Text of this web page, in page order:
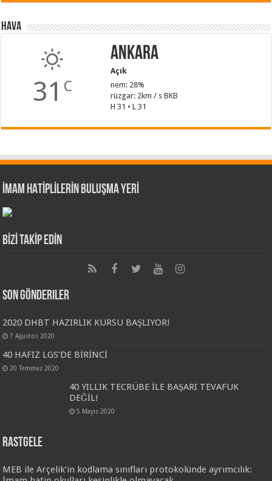
Hava
31 C
Ankara
Açık
nem: 28%
rüzgar: 2km / s BKB
H 31 • L 31
İMAM HATİPLİLERİN BULUŞMA YERİ
BİZİ TAKİP EDİN
Son Gönderiler
2020 DHBT HAZIRLIK KURSU BAŞLIYOR!
7 Ağustos 2020
40 HAFIZ LGS’DE BİRİNCİ
20 Temmuz 2020
40 YILLIK TECRÜBE İLE BAŞARI TEVAFUK
DEĞİL!
5 Mayıs 2020
Rastgele
MEB ile Arçelik’in kodlama sınıfları protokolünde ayrımcılık: